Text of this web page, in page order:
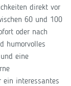
direkt vor
60 und 100
oder nach
humorvolles
eine
interessantes